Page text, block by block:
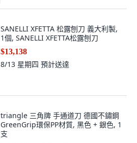
SANELLI XFETTA 松露刨刀 義大利製,
1個, SANELLI XFETTA松露刨刀
$13,138
8/13 星期四 預計送達
triangle 三角牌 手通道刀 德國不鏽鋼
GreenGrip環保PP材質, 黑色 + 銀色, 1
支